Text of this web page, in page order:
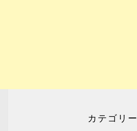
カテゴリー